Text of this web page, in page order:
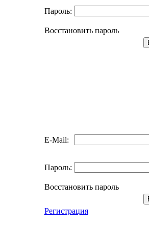
Пароль:
Восстановить пароль
E-Mail:
Пароль:
Восстановить пароль
Регистрация